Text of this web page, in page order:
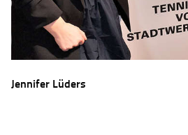
Jennifer Lüders